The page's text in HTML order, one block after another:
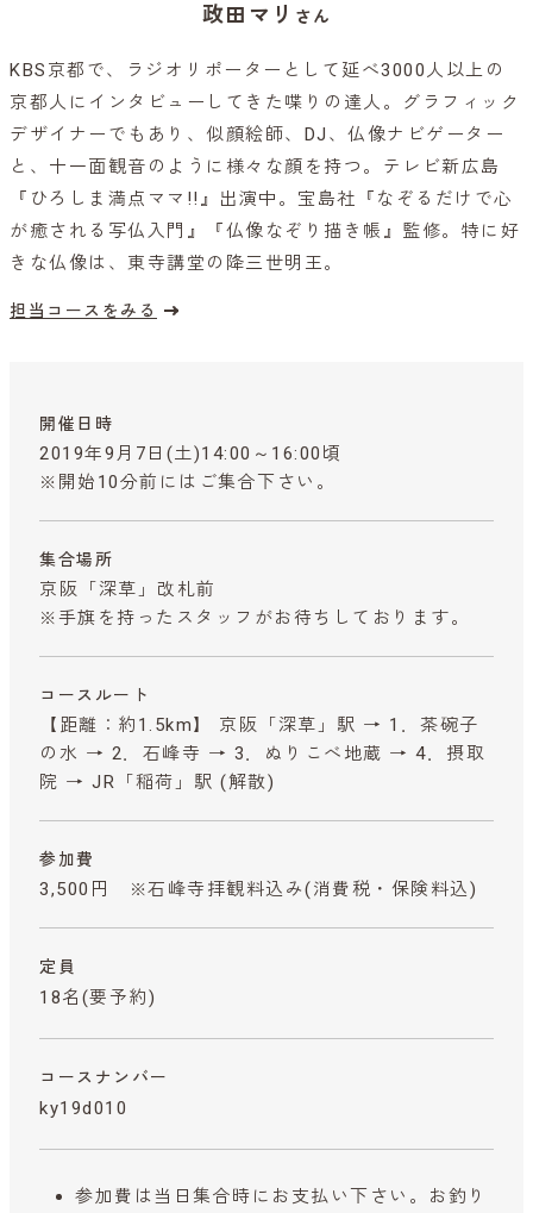
政田マリ さん
KBS京都で、ラジオリポーターとして延べ3000人以上の
京都人にインタビューしてきた喋りの達人。グラフィック
デザイナーでもあり、似顔絵師、DJ、仏像ナビゲーター
と、十一面観音のように様々な顔を持つ。テレビ新広島
『ひろしま満点ママ!!』出演中。宝島社『なぞるだけで心
が癒される写仏入門』『仏像なぞり描き帳』監修。特に好
きな仏像は、東寺講堂の降三世明王。
担当コースをみる
開催日時
2019年9月7日(土)14:00～16:00頃
※開始10分前にはご集合下さい。
集合場所
京阪「深草」改札前
※手旗を持ったスタッフがお待ちしております。
コースルート
【距離：約1.5km】 京阪「深草」駅 → 1．茶碗子
の水 → 2．石峰寺 → 3．ぬりこべ地蔵 → 4．摂取
院 → JR「稲荷」駅 (解散)
参加費
3,500円 ※石峰寺拝観料込み(消費税・保険料込)
定員
18名(要予約)
コースナンバー
ky19d010
参加費は当日集合時にお支払い下さい。お釣り